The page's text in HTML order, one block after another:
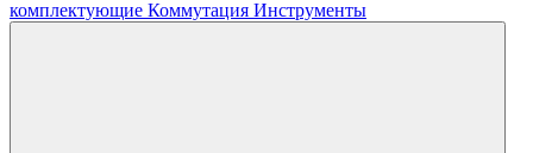
комплектующие Коммутация Инструменты